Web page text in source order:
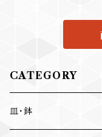
CATEGORY
皿･鉢